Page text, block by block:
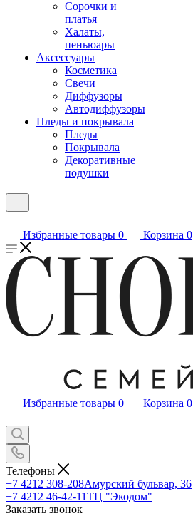
Сорочки и
платья
Халаты,
пеньюары
Аксессуары
Косметика
Свечи
Диффузоры
Автодиффузоры
Пледы и покрывала
Пледы
Покрывала
Декоративные
подушки
Избранные товары 0 Корзина 0
Избранные товары 0 Корзина 0
Телефоны
+7 4212 308-208Амурский бульвар, 36
+7 4212 46-42-11ТЦ "Экодом"
Заказать звонок